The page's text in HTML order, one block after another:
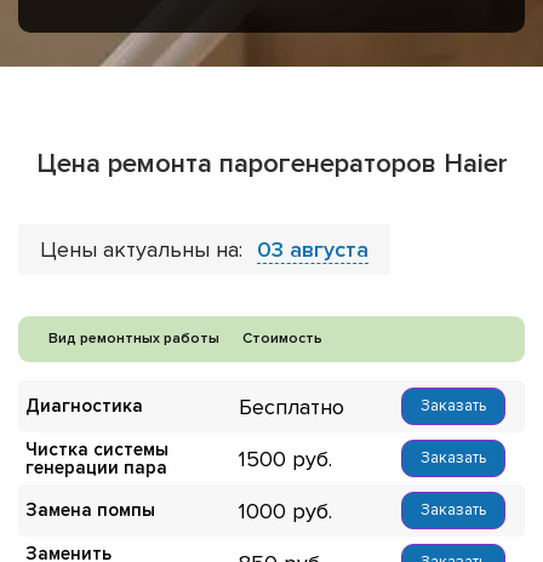
Цена ремонта парогенераторов Haier
Цены актуальны на: 03 августа
Вид ремонтных работы Стоимость
Диагностика Бесплатно Заказать
Чистка системы
генерации пара
1500 Заказать
Замена помпы 1000 Заказать
Заменить